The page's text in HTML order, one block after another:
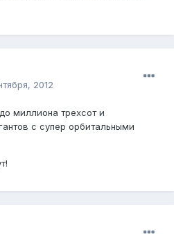
2012
миллиона трехсот и
с супер орбитальными